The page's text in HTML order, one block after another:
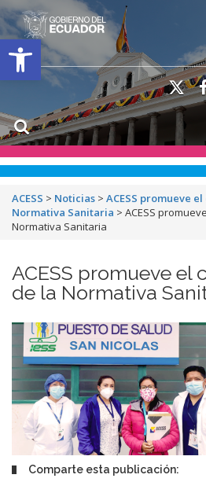
Open toolbar
ACESS > Noticias > ACESS promueve
Normativa Sanitaria > ACESS
Normativa Sanitaria
ACESS promueve el
de la Normativa
Comparte esta publicación: